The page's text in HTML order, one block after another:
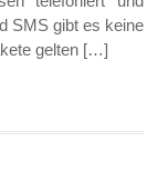
SMS gibt es keine
gelten […]